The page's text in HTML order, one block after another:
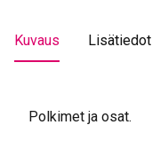
Kuvaus Lisätiedot
Polkimet ja osat.